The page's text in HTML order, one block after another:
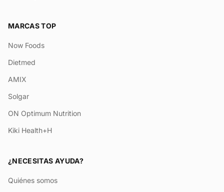
MARCAS TOP
Now Foods
Dietmed
AMIX
Solgar
ON Optimum Nutrition
Kiki Health+H
¿NECESITAS AYUDA?
Quiénes somos